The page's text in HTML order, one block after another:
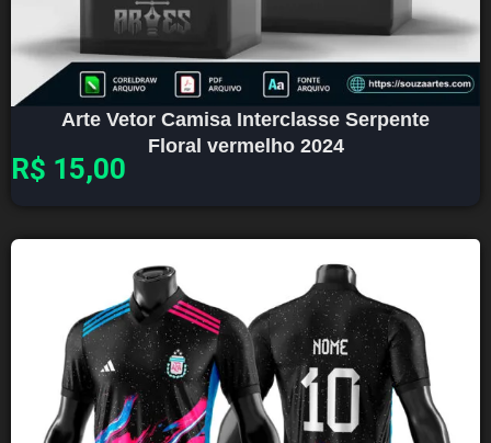
Arte Vetor Camisa Interclasse Serpente
Floral vermelho 2024
R$ 15,00